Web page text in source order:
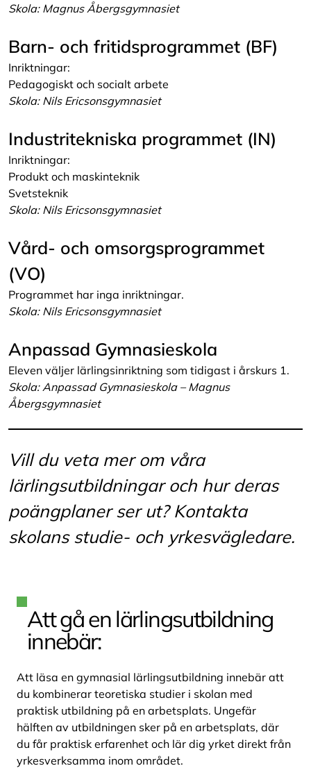
Skola: Magnus Åbergsgymnasiet
Barn- och fritidsprogrammet (BF)
Inriktningar:
Pedagogiskt och socialt arbete
Skola: Nils Ericsonsgymnasiet
Industritekniska programmet (IN)
Inriktningar:
Produkt och maskinteknik
Svetsteknik
Skola: Nils Ericsonsgymnasiet
Vård- och omsorgsprogrammet
(VO)
Programmet har inga inriktningar.
Skola: Nils Ericsonsgymnasiet
Anpassad Gymnasieskola
Eleven väljer lärlingsinriktning som tidigast i årskurs 1.
Skola: Anpassad Gymnasieskola – Magnus
Åbergsgymnasiet
Vill du veta mer om våra
lärlingsutbildningar och hur deras
poängplaner ser ut? Kontakta
skolansstudie- och yrkesvägledare.
Att gå en lärlingsutbildning
innebär:
Att läsa en gymnasial lärlingsutbildning innebär att
du kombinerar teoretiska studier i skolan med
praktisk utbildning på en arbetsplats. Ungefär
hälften av utbildningen sker på en arbetsplats, där
du får praktisk erfarenhet och lär dig yrket direkt från
yrkesverksamma inom området.